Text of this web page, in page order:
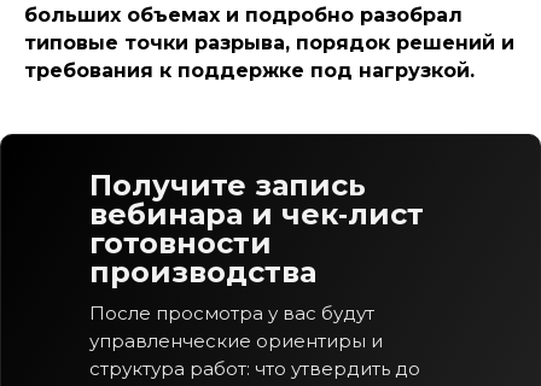
больших объемах и подробно разобрал
типовые точки разрыва, порядок решений и
требования к поддержке под нагрузкой.
Получите запись
вебинара и чек‑лист
готовности
производства
После просмотра у вас будут
управленческие ориентиры и
структура работ: что утвердить до